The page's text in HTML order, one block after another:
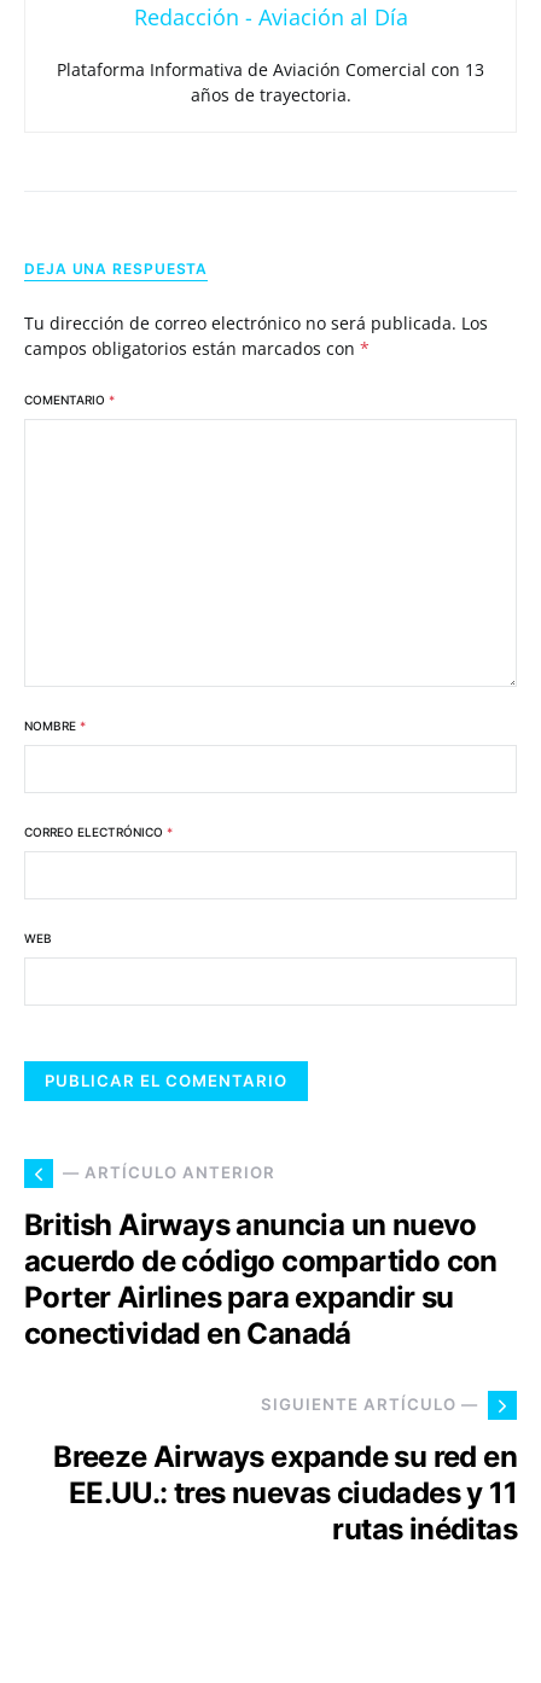
Redacción - Aviación al Día
Plataforma Informativa de Aviación Comercial con 13
años de trayectoria.
DEJA UNA RESPUESTA
Tu dirección de correo electrónico no será publicada. Los
campos obligatorios están marcados con *
COMENTARIO *
NOMBRE *
CORREO ELECTRÓNICO *
WEB
— ARTÍCULO ANTERIOR
British Airways anuncia un nuevo
acuerdo de código compartido con
Porter Airlines para expandir su
conectividad en Canadá
SIGUIENTE ARTÍCULO —
Breeze Airways expande su red en
EE.UU.: tres nuevas ciudades y 11
rutas inéditas